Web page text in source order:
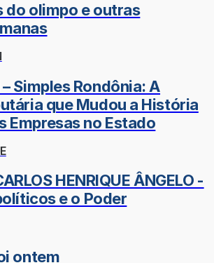
do olimpo e outras
Simples Rondônia: A
que Mudou a História
Empresas no Estado
HENRIQUE ÂNGELO -
e o Poder
ontem